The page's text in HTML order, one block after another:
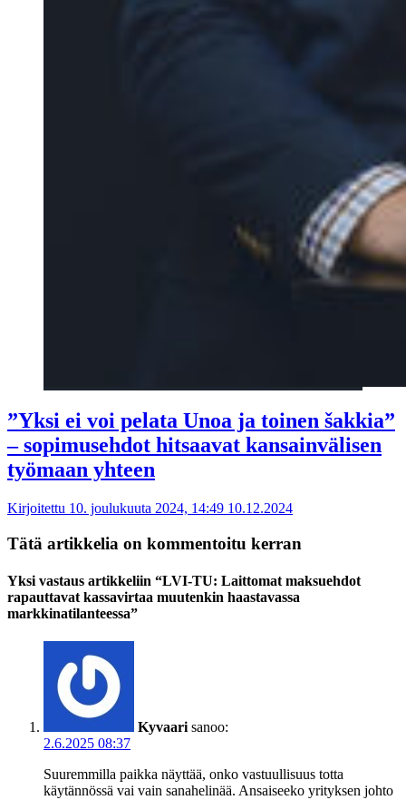
”Yksi ei voi pelata Unoa ja toinen šakkia”
– sopimusehdot hitsaavat kansainvälisen
työmaan yhteen
Kirjoitettu 10. joulukuuta 2024, 14:49 10.12.2024
Tätä artikkelia on kommentoitu kerran
Yksi vastaus artikkeliin “LVI-TU: Laittomat maksuehdot
rapauttavat kassavirtaa muutenkin haastavassa
markkinatilanteessa”
Kyvaari sanoo:
2.6.2025 08:37
Suuremmilla paikka näyttää, onko vastuullisuus totta
käytännössä vai vain sanahelinää. Ansaiseeko yrityksen johto